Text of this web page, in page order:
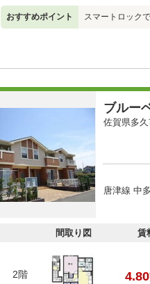
おすすめポイント スマートロック
ブルー
佐賀県多
唐津線 中
間取り図 賃
2階 4.80